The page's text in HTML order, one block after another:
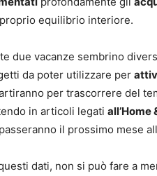
equilibrio interiore.
due vacanze sembrino
da poter utilizzare per
per trascorrere del
in articoli legati all’Home
il prossimo mese
dati, non si può fare a